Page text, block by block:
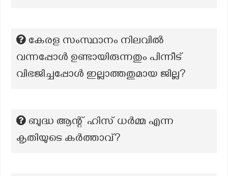
കേരള സംസ്ഥാനം നിലവിൽ
വന്നപ്പോൾ ഉണ്ടായിരുന്നതും പിന്നീട്
വിഭജിച്ചപ്പോൾ ഇല്ലാത്തതുമായ ജില്ല?
ബുദ്ധ ആന്റ് ഹിസ് ധർമ്മ എന്ന
കൃതിയുടെ കർത്താവ്?